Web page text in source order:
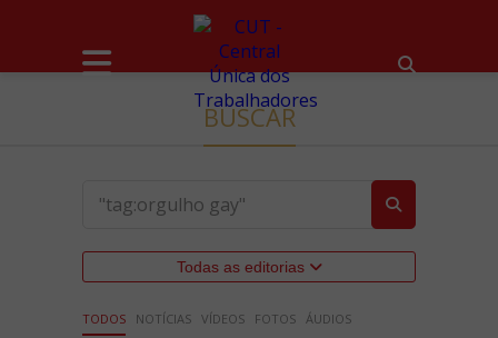
BUSCAR
Todas as editorias
TODOS NOTÍCIAS VÍDEOS FOTOS ÁUDIOS